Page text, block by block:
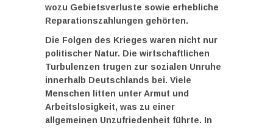
wozu Gebietsverluste sowie erhebliche
Reparationszahlungen gehörten.
Die Folgen des Krieges waren nicht nur
politischer Natur. Die wirtschaftlichen
Turbulenzen trugen zur sozialen Unruhe
innerhalb Deutschlands bei. Viele
Menschen litten unter Armut und
Arbeitslosigkeit, was zu einer
allgemeinen Unzufriedenheit führte. In